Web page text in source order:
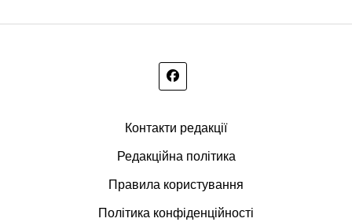
Контакти редакції
Редакційна політика
Правила користування
Політика конфіденційності